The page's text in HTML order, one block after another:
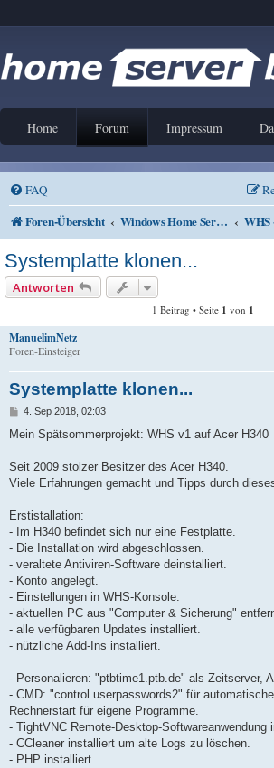
Home Forum Impressum
FAQ
Foren-Übersicht Windows Home Server V1 und 2011
Systemplatte klonen...
Antworten
1 Beitrag • Seite 1 von 1
ManuelimNetz
Foren-Einsteiger
Systemplatte klonen...
B
i
a
4. Sep 2018, 02:03
Mein Spätsommerprojekt: WHS v1 auf Acer H340
Seit 2009 stolzer Besitzer des Acer H340.
Viele Erfahrungen gemacht und Tipps durch
Erstistallation:
- Im H340 befindet sich nur eine Festplatte.
- Die Installation wird abgeschlossen.
- veraltete Antiviren-Software deinstalliert.
- Konto angelegt.
- Einstellungen in WHS-Konsole.
- aktuellen PC aus "Computer & Sicherung"
- alle verfügbaren Updates installiert.
- nützliche Add-Ins installiert.
- Personalieren: "ptbtime1.ptb.de" als Zeitserver,
- CMD: "control userpasswords2" für
Rechnerstart für eigene Programme.
- TightVNC Remote-Desktop-Softwareanwendung
- CCleaner installiert um alte Logs zu löschen.
- PHP installiert.